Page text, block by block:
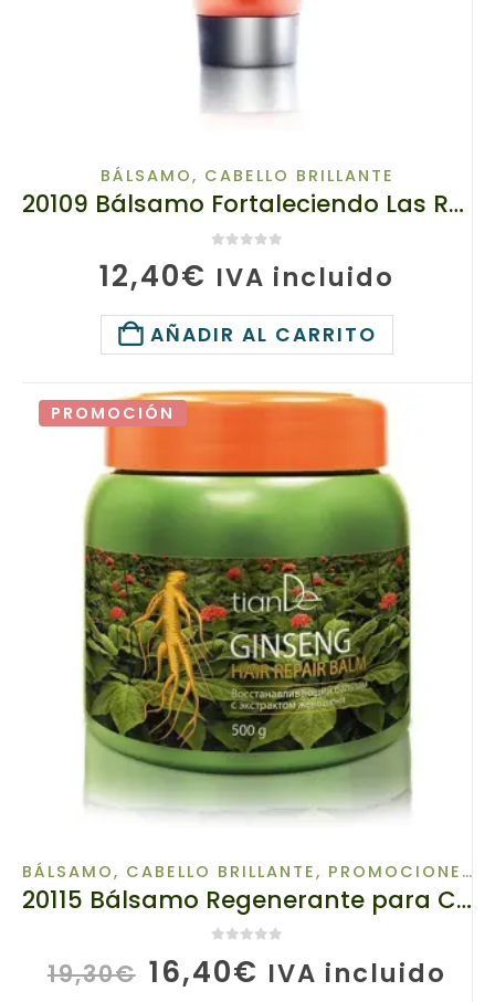
BÁLSAMO, CABELLO BRILLANTE
20109 Bálsamo Fortaleciendo Las Raíces del Cabello Con Extracto de Lingzhi, tianDe, 220 g
12,40€ IVA incluido
AÑADIR AL CARRITO
PROMOCIÓN
BÁLSAMO, CABELLO BRILLANTE, PROMOCIONES
20115 Bálsamo Regenerante para Cabello con Extractos de Ginseng tianDe, 500g
19,30€ El
16,40€ El
IVA incluido